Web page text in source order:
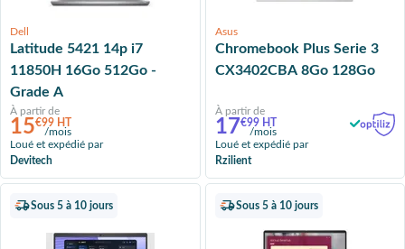
Dell
Latitude 5421 14p i7
11850H 16Go 512Go -
Grade A
À partir de
15€99 HT
/mois
Loué et expédié par
Devitech
Asus
Chromebook Plus Serie 3
CX3402CBA 8Go 128Go
À partir de
17€99 HT
/mois
Loué et expédié par
Rzilient
Sous 5 à 10 jours Sous 5 à 10 jours